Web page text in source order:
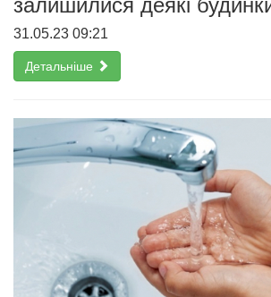
залишилися деякі
31.05.23 09:21
Детальніше